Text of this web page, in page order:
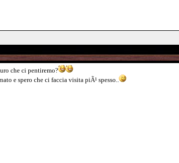
che ci pentiremo?
e spero che ci faccia visita piÃ¹ spesso..